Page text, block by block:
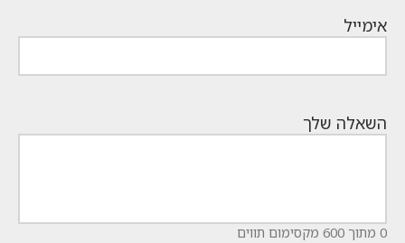
אימייל
השאלה שלך
0 מתוך 600 מקסימום תווים